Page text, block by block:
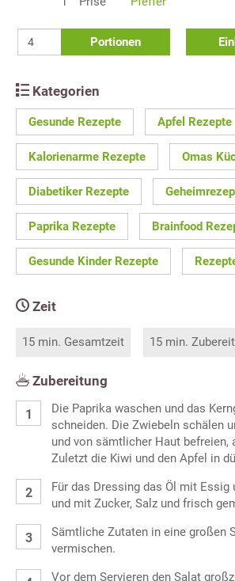
Portionen
Kategorien
Gesunde Rezepte Apfel Rezepte
Kalorienarme Rezepte Omas
Diabetiker Rezepte
Paprika Rezepte Brainfood
Gesunde Kinder Rezepte
Zeit
15 min. Gesamtzeit 15 min.
Zubereitung
Die Paprika waschen und das
schneiden. Die Zwiebeln schälen
und von sämtlicher Haut
Zuletzt die Kiwi und den Apfel in
Für das Dressing das Öl mit
und mit Zucker, Salz und frisch
Sämtliche Zutaten in eine großen
vermischen.
Vor dem Servieren den Salat